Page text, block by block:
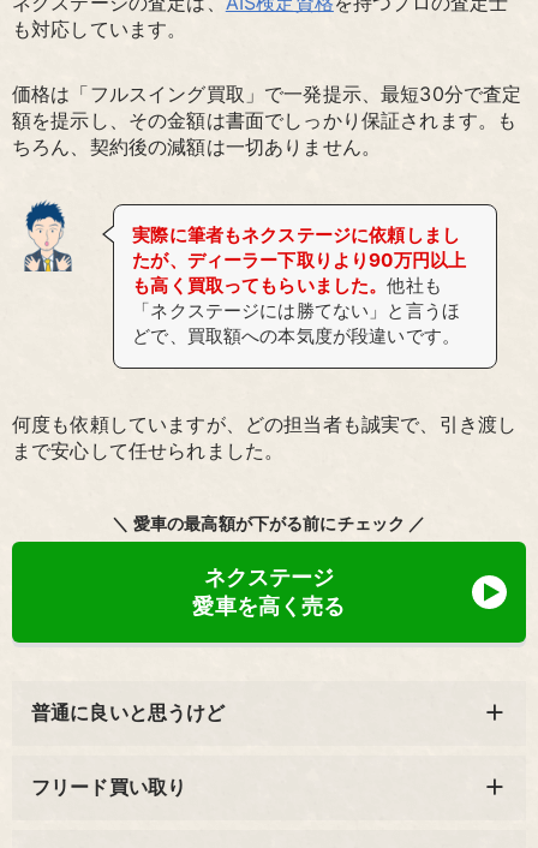
も対応しています。
価格は「フルスイング買取」で一発提示、最短30分で査定
額を提示し、その金額は書面でしっかり保証されます。も
ちろん、契約後の減額は一切ありません。
実際に筆者もネクステージに依頼しまし
たが、ディーラー下取りより90万円以上
も高く買取ってもらいました。他社も
「ネクステージには勝てない」と言うほ
どで、買取額への本気度が段違いです。
何度も依頼していますが、どの担当者も誠実で、引き渡し
まで安心して任せられました。
＼ 愛車の最高額が下がる前にチェック ／
ネクステージ
愛車を高く売る
普通に良いと思うけど
フリード買い取り